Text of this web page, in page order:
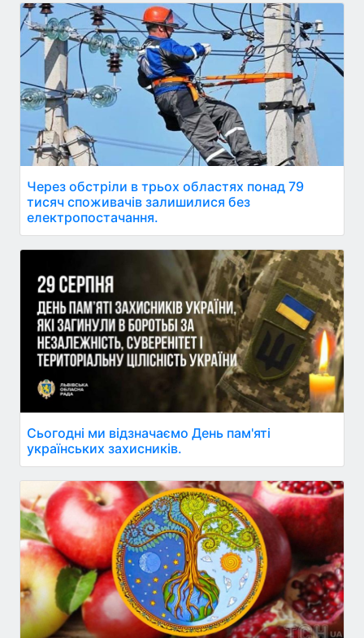
Через обстріли в трьох областях понад 79
тисяч споживачів залишилися без
електропостачання.
Сьогодні ми відзначаємо День пам'яті
українських захисників.